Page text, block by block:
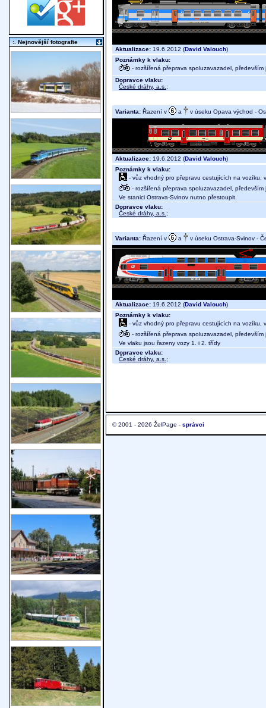
Aktualizace: 19.6.2012 (David Valouch)
Poznámky k vlaku:
- rozšířená přeprava spoluzavazadel, především
Dopravce vlaku:
České dráhy, a.s. ;
Varianta: Řazení v a v úseku Opava východ -
Aktualizace: 19.6.2012 (David Valouch)
Poznámky k vlaku:
- vůz vhodný pro přepravu cestujících na vozíku,
- rozšířená přeprava spoluzavazadel, především
Ve stanici Ostrava-Svinov nutno přestoupit.
Dopravce vlaku:
České dráhy, a.s. ;
Varianta: Řazení v a v úseku Ostrava-Svinov -
Aktualizace: 19.6.2012 (David Valouch)
Poznámky k vlaku:
- vůz vhodný pro přepravu cestujících na vozíku,
- rozšířená přeprava spoluzavazadel, především
Ve vlaku jsou řazeny vozy 1. i 2. třídy
Dopravce vlaku:
České dráhy, a.s. ;
© 2001 - 2026 ŽelPage - správci
:. Nejnovější fotografie